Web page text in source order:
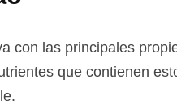
con las principales
que contienen